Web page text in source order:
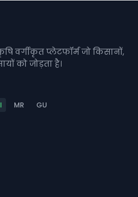
वर्गीकृत प्लेटफॉर्म जो किसानों,
को जोड़ता है।
MR GU